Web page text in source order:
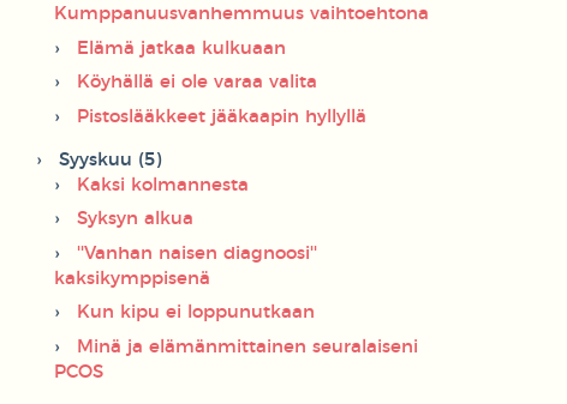
Kumppanuusvanhemmuus vaihtoehtona
Elämä jatkaa kulkuaan
Köyhällä ei ole varaa valita
Pistoslääkkeet jääkaapin hyllyllä
Syyskuu (5)
Kaksi kolmannesta
Syksyn alkua
''Vanhan naisen diagnoosi''
kaksikymppisenä
Kun kipu ei loppunutkaan
Minä ja elämänmittainen seuralaiseni
PCOS